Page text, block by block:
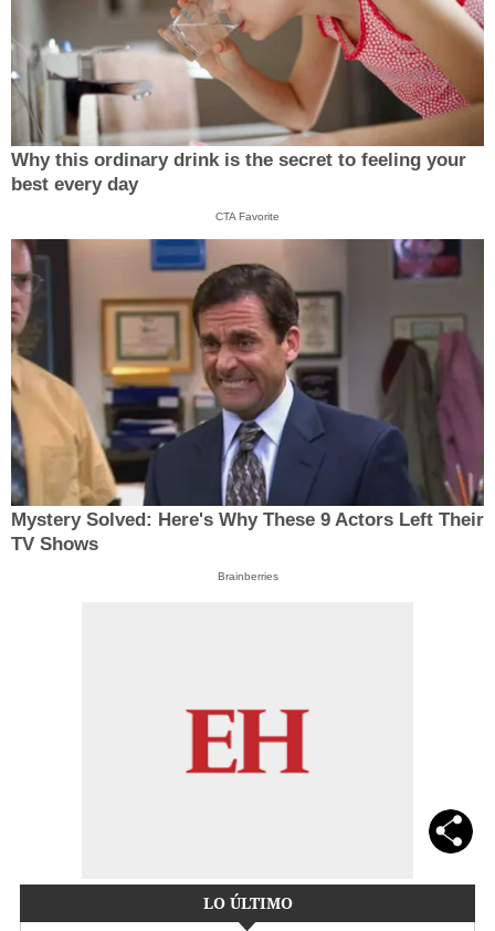
Why this ordinary drink is the secret to feeling your
best every day
CTA Favorite
Mystery Solved: Here's Why These 9 Actors Left Their
TV Shows
Brainberries
LO ÚLTIMO